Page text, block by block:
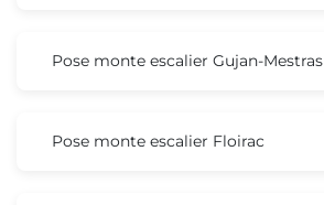
Pose monte escalier Gujan-Mestras
Pose monte escalier Floirac